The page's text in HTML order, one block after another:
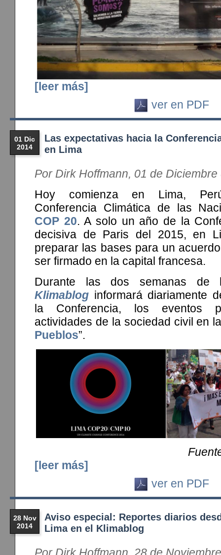
[leer más]
ver en PDF
01 Dic
2014
Las expectativas hacia la
en Lima
Por Dirk Hoffmann, 01 de Diciembre
Hoy comienza en Lima,
Conferencia Climática de las
COP 20. A solo un año de la
decisiva de Paris del 2015, en
preparar las bases para un
ser firmado en la capital francesa.
Durante las dos semanas
Klimablog informará diariamente
la Conferencia, los eventos
actividades de la sociedad civil en
Pueblos”.
[leer más]
ver en PDF
28 Nov
2014
Aviso especial: Reportes diarios
Lima en el Klimablog